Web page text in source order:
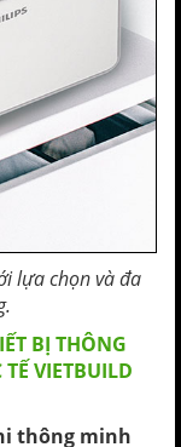
lựa chọn và đa
BỊ THÔNG
VIETBUILD
thông minh